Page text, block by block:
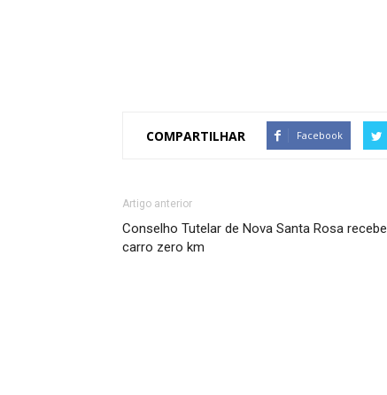
COMPARTILHAR Facebook
Artigo anterior
Conselho Tutelar de Nova Santa Rosa recebe
carro zero km